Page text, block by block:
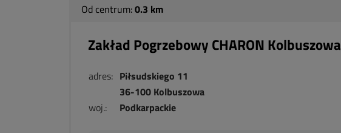
Od centrum:0.3 km
Zakład Pogrzebowy CHARON Kolbuszowa
adres: Piłsudskiego 11
36-100 Kolbuszowa
woj.:
Podkarpackie